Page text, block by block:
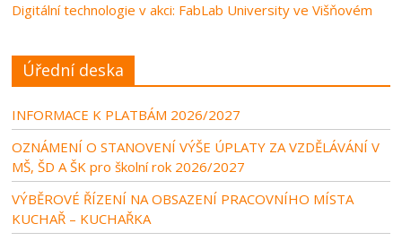
Digitální technologie v akci: FabLab University ve Višňovém
Úřední deska
INFORMACE K PLATBÁM 2026/2027
OZNÁMENÍ O STANOVENÍ VÝŠE ÚPLATY ZA VZDĚLÁVÁNÍ V
MŠ, ŠD A ŠK pro školní rok 2026/2027
VÝBĚROVÉ ŘÍZENÍ NA OBSAZENÍ PRACOVNÍHO MÍSTA
KUCHAŘ – KUCHAŘKA